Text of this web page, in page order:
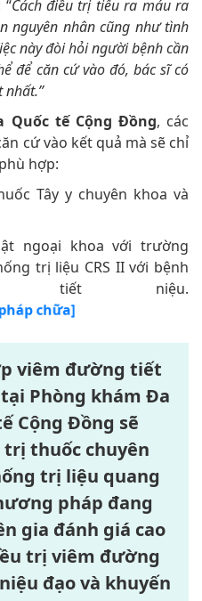
Cách điều trị tiểu ra máu ra
nguyên nhân cũng như tình
này đòi hỏi người bệnh cần
để căn cứ vào đó, bác sĩ có
nhất.”
Quốc tế Cộng Đồng, các
cứ vào kết quả mà sẽ chỉ
hợp:
Tây y chuyên khoa và
ngoại khoa với trường
trị liệu CRS II với bệnh
tiết niệu.
chữa]
viêm đường tiết
Phòng khám Đa
Cộng Đồng sẽ
thuốc chuyên
trị liệu quang
pháp đang
gia đánh giá cao
trị viêm đường
đạo và khuyến